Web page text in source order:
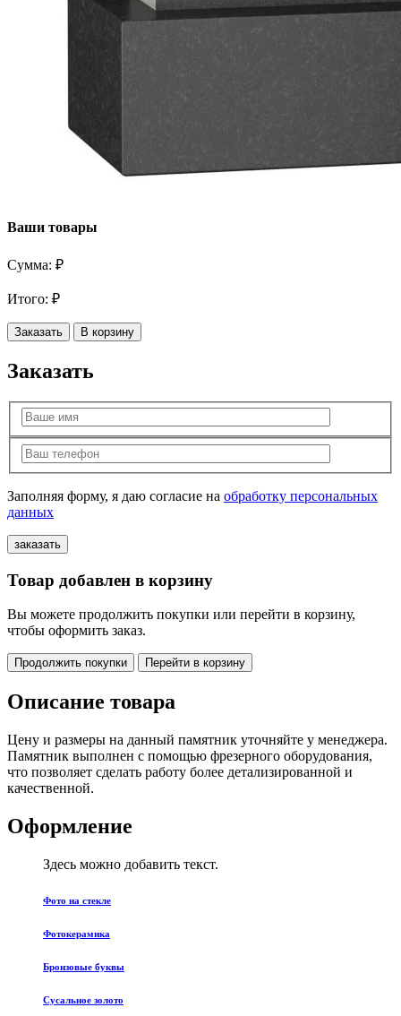
Ваши товары
Сумма: ₽
Итого: ₽
Заказать В корзину
Заказать
Заполняя форму, я даю согласие на обработку персональных
данных
Товар добавлен в корзину
Вы можете продолжить покупки или перейти в корзину,
чтобы оформить заказ.
Продолжить покупки Перейти в корзину
Описание товара
Цену и размеры на данный памятник уточняйте у менеджера.
Памятник выполнен с помощью фрезерного оборудования,
что позволяет сделать работу более детализированной и
качественной.
Оформление
Здесь можно добавить текст.
Фото на стекле
Фотокерамика
Бронзовые буквы
Сусальное золото